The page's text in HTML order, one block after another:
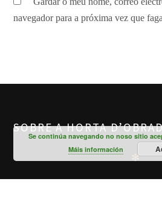
navegador para a próxima vez que
SOBRE A HORTA
✻
Se continúa navegando no noso sitio
Máis información